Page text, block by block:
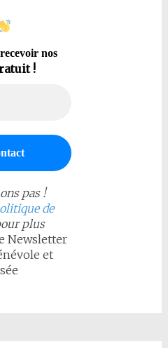
nos
!
pas !
de
plus
Newsletter
et